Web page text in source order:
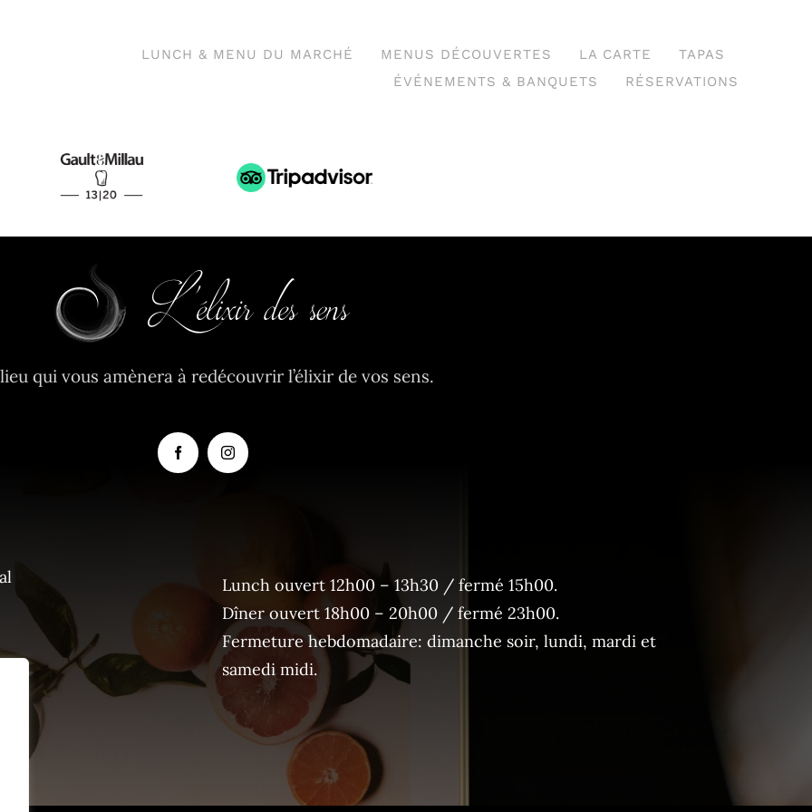
LUNCH & MENU DU MARCHÉ MENUS DÉCOUVERTES LA CARTE
TAPAS
ÉVÉNEMENTS & BANQUETS
RÉSERVATIONS
qui vous amènera à redécouvrir l’élixir de vos sens.
Lunch ouvert 12h00 – 13h30 / fermé 15h00.
Dîner ouvert 18h00 – 20h00 / fermé 23h00.
Fermeture hebdomadaire: dimanche soir, lundi, mardi et
samedi midi.